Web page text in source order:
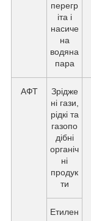
перегр
іта і
насиче
на
водяна
пара
АФТ
Зрідже
ні гази,
рідкі та
газопо
дібні
органіч
ні
продук
ти
Етилен